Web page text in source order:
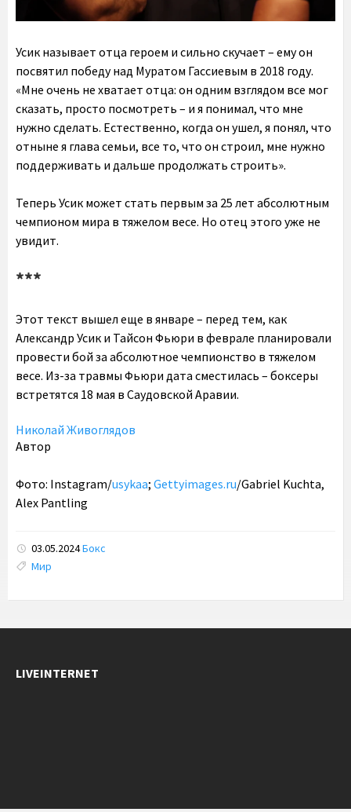
Усик называет отца героем и сильно скучает – ему он
посвятил победу над Муратом Гассиевым в 2018 году.
«Мне очень не хватает отца: он одним взглядом все мог
сказать, просто посмотреть – и я понимал, что мне
нужно сделать. Естественно, когда он ушел, я понял, что
отныне я глава семьи, все то, что он строил, мне нужно
поддерживать и дальше продолжать строить».
Теперь Усик может стать первым за 25 лет абсолютным
чемпионом мира в тяжелом весе. Но отец этого уже не
увидит.
***
Этот текст вышел еще в январе – перед тем, как
Александр Усик и Тайсон Фьюри в феврале планировали
провести бой за абсолютное чемпионство в тяжелом
весе. Из-за травмы Фьюри дата сместилась – боксеры
встретятся 18 мая в Саудовской Аравии.
Николай Живоглядов
Автор
Фото: Instagram/usykaa; Gettyimages.ru/Gabriel Kuchta,
Alex Pantling
03.05.2024Бокс
Tags:
Мир
LIVEINTERNET